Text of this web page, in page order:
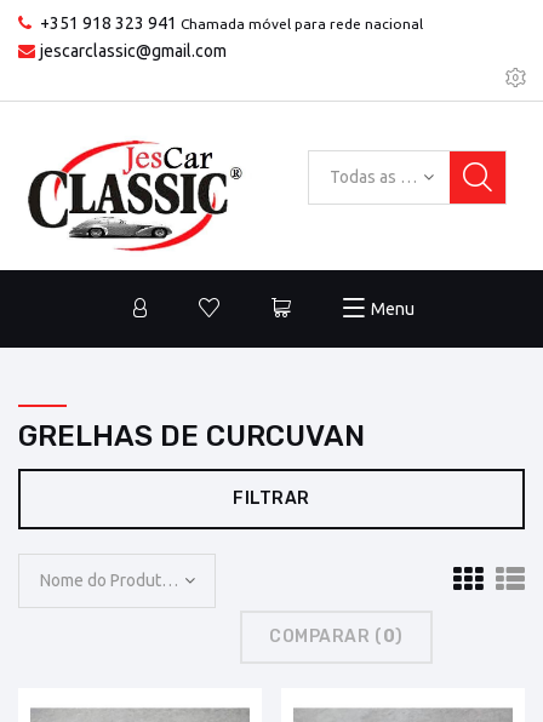
+351 918 323 941 Chamada móvel para rede nacional
jescarclassic@gmail.com
Todas as categorias
Menu
GRELHAS DE CURCUVAN
FILTRAR
Nome do Produto: A a Z
COMPARAR (0)